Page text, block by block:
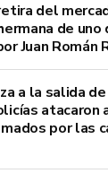
del
de
Juan Román
a la salida
atacaron
por las